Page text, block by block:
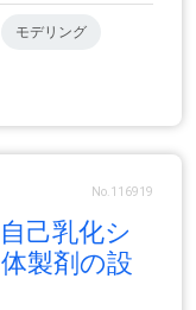
モデリング
No.116919
己乳化シ
製剤の設